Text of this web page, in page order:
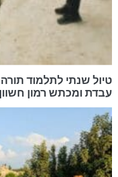
טיול שנתי לתלמוד
עבדת ומכתש רמון חשוון